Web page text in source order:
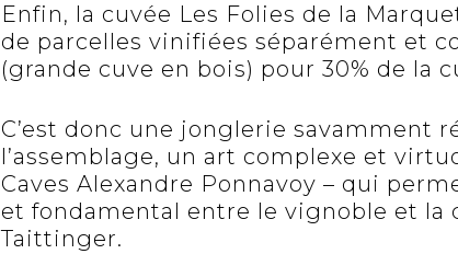
Enfin, la cuvée Les Folies de la
de parcelles vinifiées séparément et
(grande cuve en bois) pour 30% de la
C’est donc une jonglerie savamment
l’assemblage, un art complexe et
Caves Alexandre Ponnavoy – qui
et fondamental entre le vignoble et la
Taittinger.